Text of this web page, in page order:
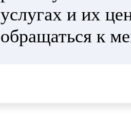
услугах и их
обращаться к